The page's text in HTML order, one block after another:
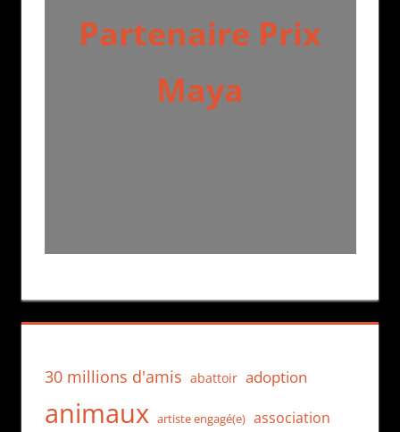
Partenaire Prix
Maya
30 millions d'amis abattoir adoption
animaux artiste engagé(e) association